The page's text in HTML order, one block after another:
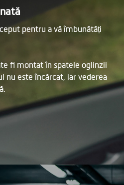
pentru a vă îmbunătăți
fi montat în spatele oglinzii
nu este încărcat, iar vederea